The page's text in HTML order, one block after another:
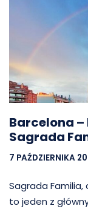
Barcelona
Sagrada
7 PAŹDZIERNIKA
Sagrada Familia,
to jeden z